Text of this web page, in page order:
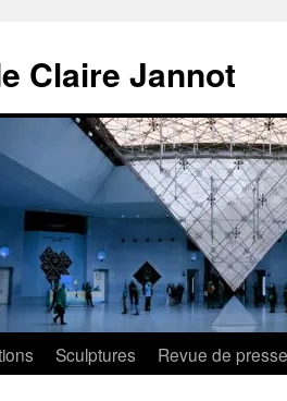
Claire Jannot
Sculptures Revue de presse